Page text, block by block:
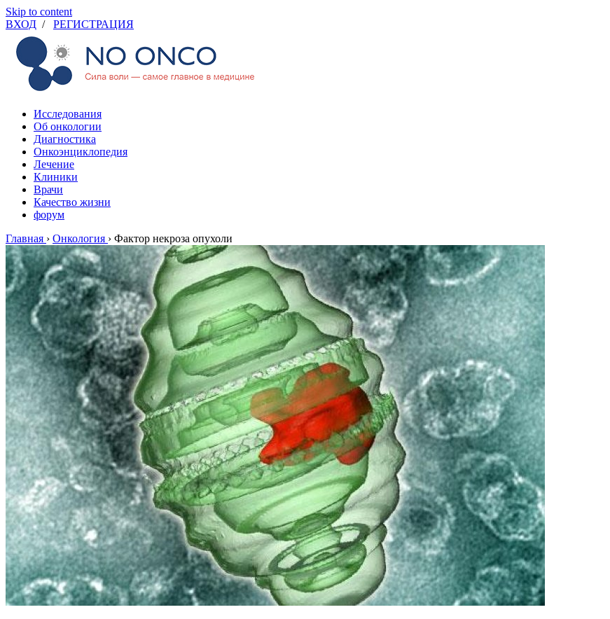
Skip to content
ВХОД / РЕГИСТРАЦИЯ
Исследования
Об онкологии
Диагностика
Онкоэнциклопедия
Лечение
Клиники
Врачи
Качество жизни
форум
Главная › Онкология › Фактор некроза опухоли